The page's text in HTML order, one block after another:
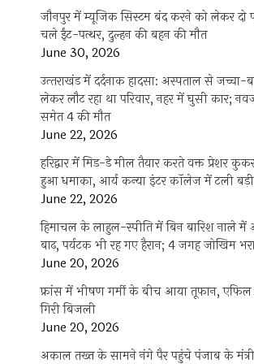
जौनपुर में म्यूजिक सिस्टम बंद करने को लेकर दो
चले ईंट-पत्थर, दुल्हन की बहन की मौत
June 30, 2026
उत्‍तराखंड में दर्दनाक हादसा: अस्पताल से जच्चा-
लेकर लौट रहा था परिवार, नहर में घुसी कार;
समेत 4 की मौत
June 22, 2026
हरिद्वार में मिड-डे मील तैयार करते वक्त प्रेशर
हुआ धमाका, आर्य कन्या इंटर कॉलेज में टली
June 22, 2026
हिमाचल के लाहुल-स्पीति में बिन बारिश नाले
बाढ़, पर्यटक भी रह गए हैरान; 4 जगह जोखिम
June 20, 2026
फ्रांस में भीषण गर्मी के बीच आया तूफान, एफिल
गिरी बिजली
June 20, 2026
अकाल तख्त के सामने नंगे पैर पहुंचे पंजाब के